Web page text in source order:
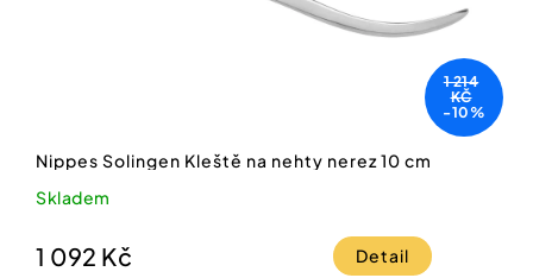
1 214
KČ
-10%
Nippes Solingen Kleště na nehty nerez 10 cm
Skladem
1 092 Kč Detail